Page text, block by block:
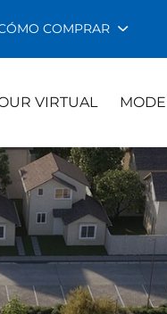
COMPRAR
VIRTUAL